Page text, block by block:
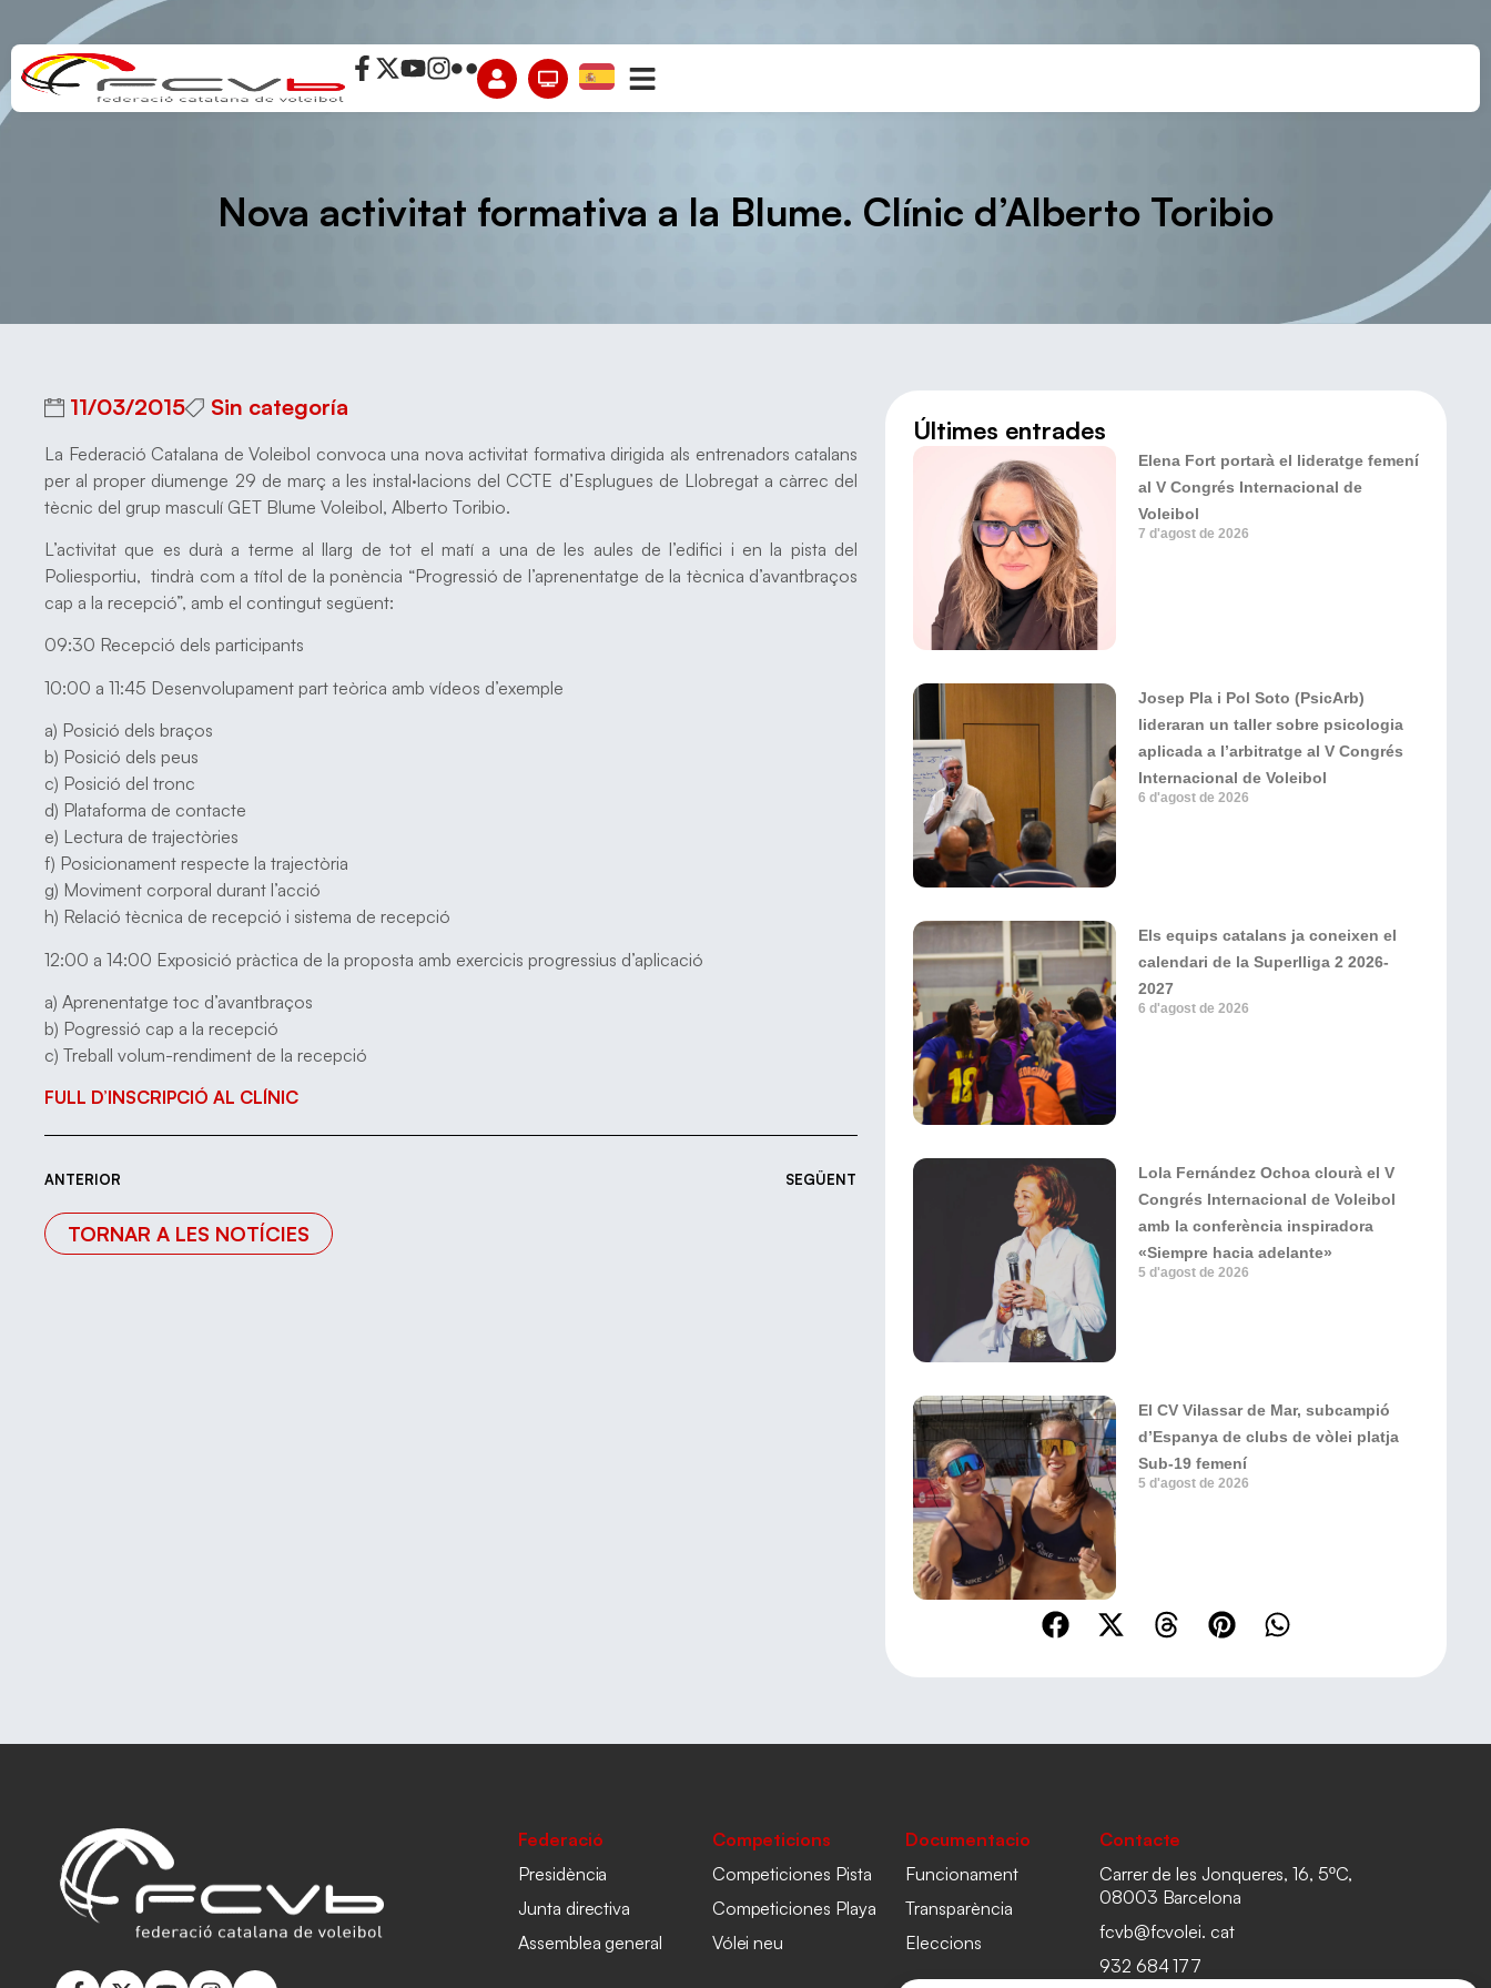
Nova activitat formativa a la Blume. Clínic d’Alberto Toribio
11/03/2015 Sin categoría
La Federació Catalana de Voleibol convoca una nova activitat formativa dirigida als entrenadors catalans
per al proper diumenge 29 de març a les instal·lacions del CCTE d’Esplugues de Llobregat a càrrec del
tècnic del grup masculí GET Blume Voleibol, Alberto Toribio.
L’activitat que es durà a terme al llarg de tot el matí a una de les aules de l’edifici i en la pista del
Poliesportiu, tindrà com a títol de la ponència “Progressió de l’aprenentatge de la tècnica d’avantbraços
cap a la recepció”, amb el contingut següent:
09:30 Recepció dels participants
10:00 a 11:45 Desenvolupament part teòrica amb vídeos d’exemple
a) Posició dels braços
b) Posició dels peus
c) Posició del tronc
d) Plataforma de contacte
e) Lectura de trajectòries
f) Posicionament respecte la trajectòria
g) Moviment corporal durant l’acció
h) Relació tècnica de recepció i sistema de recepció
12:00 a 14:00 Exposició pràctica de la proposta amb exercicis progressius d’aplicació
a) Aprenentatge toc d’avantbraços
b) Pogressió cap a la recepció
c) Treball volum-rendiment de la recepció
FULL D’INSCRIPCIÓ AL CLÍNIC
ANTERIOR SEGÜENT
TORNAR A LES NOTÍCIES
Últimes entrades
Elena Fort portarà el lideratge femení
al V Congrés Internacional de
Voleibol
7 d'agost de 2026
Josep Pla i Pol Soto (PsicArb)
lideraran un taller sobre psicologia
aplicada a l’arbitratge al V Congrés
Internacional de Voleibol
6 d'agost de 2026
Els equips catalans ja coneixen el
calendari de la Superlliga 2 2026-
2027
6 d'agost de 2026
Lola Fernández Ochoa clourà el V
Congrés Internacional de Voleibol
amb la conferència inspiradora
«Siempre hacia adelante»
5 d'agost de 2026
El CV Vilassar de Mar, subcampió
d’Espanya de clubs de vòlei platja
Sub-19 femení
5 d'agost de 2026
Federació
Presidència
Junta directiva
Assemblea general
Competicions
Competiciones Pista
Competiciones Playa
Vólei neu
Documentacio
Funcionament
Transparència
Eleccions
Contacte
Carrer de les Jonqueres, 16, 5ºC,
08003 Barcelona
fcvb@fcvolei. cat
932 684 177